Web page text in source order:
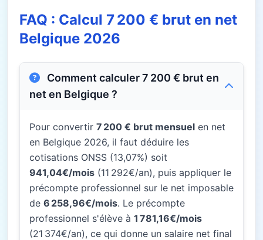
FAQ : Calcul 7 200 € brut en net
Belgique 2026
net en Belgique ?
Pour convertir 7 200 € brut mensuel en net
en Belgique 2026, il faut déduire les
cotisations ONSS (13,07%) soit
941,04€/mois (11 292€/an), puis appliquer le
précompte professionnel sur le net imposable
de 6 258,96€/mois. Le précompte
professionnel s'élève à 1 781,16€/mois
(21 374€/an), ce qui donne un salaire net final